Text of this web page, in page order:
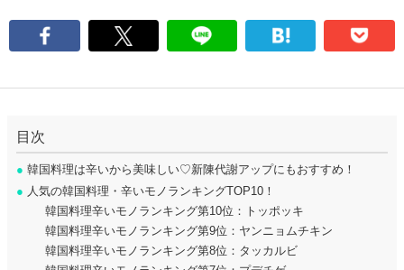
目次
● 韓国料理は辛いから美味しい♡新陳代謝アップにもおすすめ！
● 人気の韓国料理・辛いモノランキングTOP10！
韓国料理辛いモノランキング第10位：トッポッキ
韓国料理辛いモノランキング第9位：ヤンニョムチキン
韓国料理辛いモノランキング第8位：タッカルビ